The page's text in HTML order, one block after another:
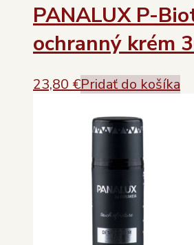
PANALUX P-
ochranný krém
23,80 €Pridať do košíka